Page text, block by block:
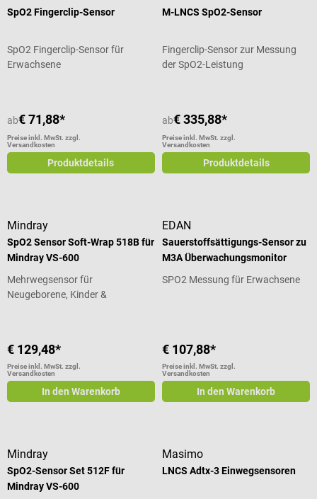
SpO2 Fingerclip-Sensor
SpO2 Fingerclip-Sensor für
Erwachsene
ab€ 71,88*
Preise inkl. MwSt. zzgl.
Versandkosten
Produktdetails
M-LNCS SpO2-Sensor
Fingerclip-Sensor zur Messung
der SpO2-Leistung
ab€ 335,88*
Preise inkl. MwSt. zzgl.
Versandkosten
Produktdetails
Mindray
SpO2 Sensor Soft-Wrap 518B für
Mindray VS-600
Mehrwegsensor für
Neugeborene, Kinder &
€ 129,48*
Preise inkl. MwSt. zzgl.
Versandkosten
In den Warenkorb
EDAN
Sauerstoffsättigungs-Sensor zu
M3A Überwachungsmonitor
SPO2 Messung für Erwachsene
€ 107,88*
Preise inkl. MwSt. zzgl.
Versandkosten
In den Warenkorb
Mindray
SpO2-Sensor Set 512F für
Mindray VS-600
Masimo
LNCS Adtx-3 Einwegsensoren